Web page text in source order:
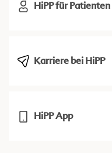
HiPP für Patienten
Karriere bei HiPP
HiPP App